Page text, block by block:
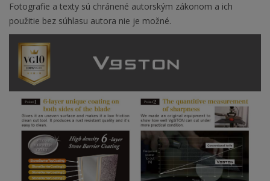
Fotografie a texty sú chránené autorským zákonom a ich
použitie bez súhlasu autora nie je možné.